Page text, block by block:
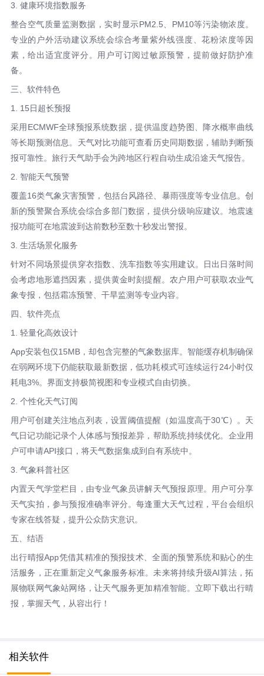
3. 健康环境指数服务
整合空气质量监测数据，实时显示PM2.5、PM10等污染物浓度。
专业的户外活动建议系统会综合考量紫外线强度、花粉浓度等因
素，给出适宜度评分。用户可订阅过敏原预警，提前做好防护准
备。
三、软件特色
1. 15日超长预报
采用ECMWF全球预报系统数据，提供温度趋势图、降水概率曲线
等长期预测信息。天气对比功能可查看历史同期数据，辅助判断预
报可靠性。旅行天气助手会为跨地区行程自动生成沿途天气报告。
2. 智能天气预警
覆盖16类气象灾害预警，包括台风路径、暴雨强度等专业信息。创
新的预警聚合系统会综合多部门数据，提供分级响应建议。地震速
报功能可在地震波到达前数秒至数十秒发出警报。
3. 生活场景化服务
针对不同场景提供穿衣指数、洗车指数等实用建议。日出日落时间
会考虑地形遮挡因素，提供黄金时刻提醒。农户用户可获取农业气
象专报，包括霜冻预警、干旱监测等专业内容。
四、软件亮点
1. 轻量化高效设计
App安装包仅15MB，却包含完整的气象数据库。智能缓存机制确保
在弱网环境下仍能获取最新数据，低功耗模式可连续运行24小时仅
耗电3%。界面支持极简视图和专业模式自由切换。
2. 个性化天气订阅
用户可创建关注地点列表，设置阈值提醒（如温度高于30℃）。天
气日记功能记录个人体感与预报差异，帮助系统持续优化。企业用
户可申请API接口，将天气数据集成到自有系统中。
3. 气象科普社区
内置天气学堂栏目，由专业气象员讲解天气预报原理。用户可分享
天气实拍，参与预报准确率评分。每逢重大天气过程，平台会组织
专家在线答疑，提升公众防灾意识。
五、结语
出行晴报App凭借其精准的预报技术、全面的预警系统和贴心的生
活服务，正在重新定义气象服务标准。未来将持续升级AI算法，拓
展物联网气象站网络，让天气服务更加精准智能。立即下载出行晴
报，掌握天气，从容出行！
相关软件